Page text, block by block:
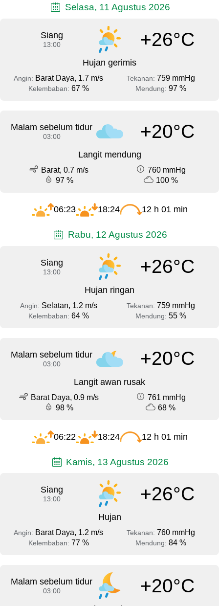
Selasa, 11 Agustus 2026
Siang
13:00 +26°C
Hujan gerimis
Angin: Barat Daya, 1.7 m/s Tekanan: 759 mmHg
Kelembaban: 67 % Mendung: 97 %
Malam sebelum tidur
03:00 +20°C
Langit mendung
Barat, 0.7 m/s
760 mmHg
97 %
100 %
06:23 18:24 12 h 01 min
Rabu, 12 Agustus 2026
Siang
13:00 +26°C
Hujan ringan
Angin: Selatan, 1.2 m/s Tekanan: 759 mmHg
Kelembaban: 64 % Mendung: 55 %
Malam sebelum tidur
03:00 +20°C
Langit awan rusak
Barat Daya, 0.9 m/s
761 mmHg
98 %
68 %
06:22 18:24 12 h 01 min
Kamis, 13 Agustus 2026
Siang
13:00 +26°C
Hujan
Angin: Barat Daya, 1.2 m/s Tekanan: 760 mmHg
Kelembaban: 77 % Mendung: 84 %
Malam sebelum tidur
03:00 +20°C